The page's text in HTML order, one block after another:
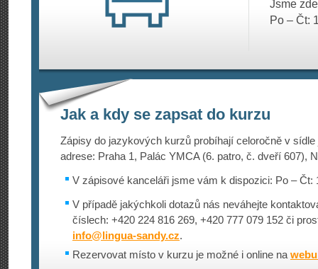
Jsme
Po – Čt:
Jak a kdy se zapsat do kurzu
Zápisy do jazykových kurzů probíhají celoročně v
adrese: Praha 1, Palác YMCA (6. patro, č. dveří 607),
V zápisové kanceláři jsme vám k dispozici: Po – Čt:
V případě jakýchkoli dotazů nás neváhejte
číslech: +420 224 816 269, +420 777 079 152 či
info@lingua-sandy.cz.
Rezervovat místo v kurzu je možné i online na